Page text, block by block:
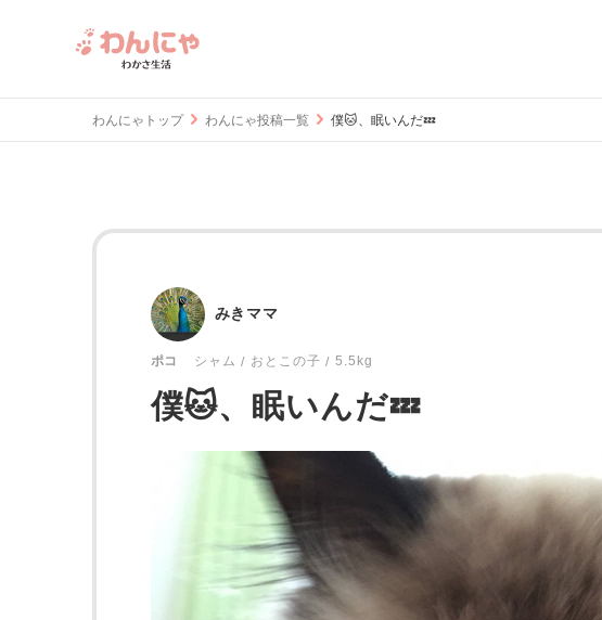
わんにゃトップ わんにゃ投稿一覧 僕🐱、眠いんだ💤
みきママ
ポコ シャム おとこの子 5.5kg
僕🐱、眠いんだ💤